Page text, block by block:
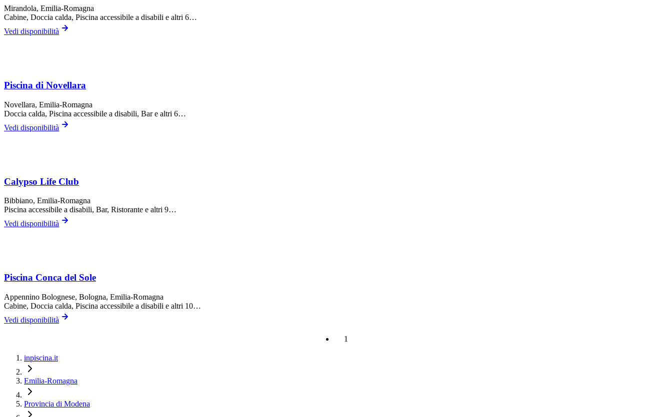
Mirandola, Emilia-Romagna
Cabine, Doccia calda, Piscina accessibile a disabili e altri 6…
Vedi disponibilità
Piscina di Novellara
Novellara, Emilia-Romagna
Doccia calda, Piscina accessibile a disabili, Bare altri 6…
Vedi disponibilità
Calypso Life Club
Bibbiano, Emilia-Romagna
Piscina accessibile a disabili, Bar, Ristorante e altri 9…
Vedi disponibilità
Piscina Conca del Sole
Appennino Bolognese, Bologna, Emilia-Romagna
Cabine, Doccia calda, Piscina accessibile a disabili e altri 10…
Vedi disponibilità
1
inpiscina.it
Emilia-Romagna
Provincia di Modena